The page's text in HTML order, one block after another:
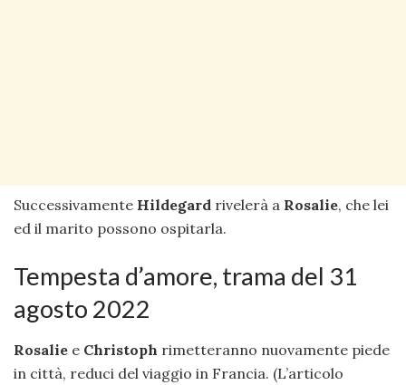
Successivamente Hildegard rivelerà a Rosalie, che lei
ed il marito possono ospitarla.
Tempesta d’amore, trama del 31
agosto 2022
Rosalie e Christoph rimetteranno nuovamente piede
in città, reduci del viaggio in Francia. (L’articolo